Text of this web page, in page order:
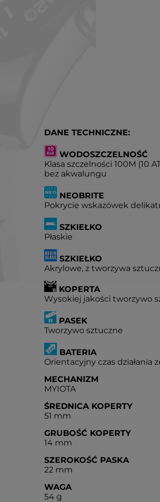
DANE TECHNICZNE:
WODOSZCZELNOŚĆ
Klasa szczelności 100M (10
bez akwalungu
NEOBRITE
Pokrycie wskazówek
SZKIEŁKO
Płaskie
SZKIEŁKO
Akrylowe, z tworzywa
KOPERTA
Wysokiej jakości tworzywo
PASEK
Tworzywo sztuczne
BATERIA
Orientacyjny czas działania
MECHANIZM
MYIOTA
ŚREDNICA KOPERTY
51 mm
GRUBOŚĆ KOPERTY
14 mm
SZEROKOŚĆ PASKA
22 mm
WAGA
54 g